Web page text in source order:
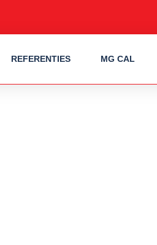
REFERENTIES MG CAL